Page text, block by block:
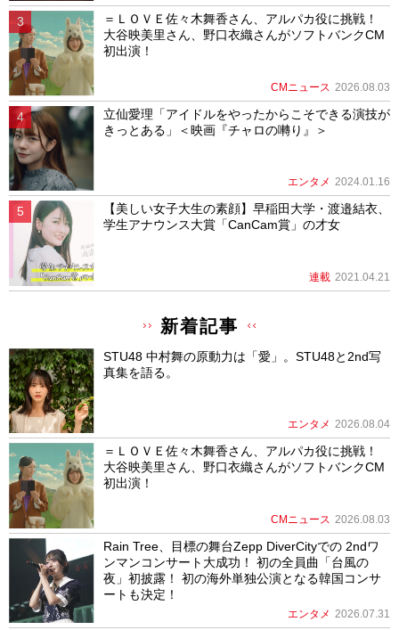
＝ＬＯＶＥ佐々木舞香さん、アルパカ役に挑戦！
大谷映美里さん、野口衣織さんがソフトバンクCM
初出演！
CMニュース 2026.08.03
立仙愛理「アイドルをやったからこそできる演技が
きっとある」＜映画『チャロの囀り』＞
エンタメ 2024.01.16
【美しい女子大生の素顔】早稲田大学・渡邉結衣、
学生アナウンス大賞「CanCam賞」の才女
連載 2021.04.21
新着記事
STU48 中村舞の原動力は「愛」。STU48と2nd写
真集を語る。
エンタメ 2026.08.04
＝ＬＯＶＥ佐々木舞香さん、アルパカ役に挑戦！
大谷映美里さん、野口衣織さんがソフトバンクCM
初出演！
CMニュース 2026.08.03
Rain Tree、目標の舞台Zepp DiverCityでの 2ndワ
ンマンコンサート大成功！ 初の全員曲「台風の
夜」初披露！ 初の海外単独公演となる韓国コンサ
ートも決定！
エンタメ 2026.07.31